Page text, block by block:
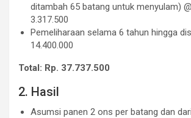
ditambah 65 batang untuk menyulam)
3.317.500
Pemeliharaan selama 6 tahun hingga
14.400.000
Total: Rp. 37.737.500
2. Hasil
Asumsi panen 2 ons per batang dan